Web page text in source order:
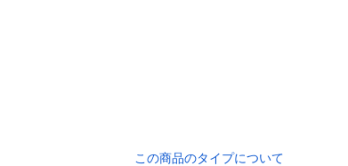
この商品のタイプについて